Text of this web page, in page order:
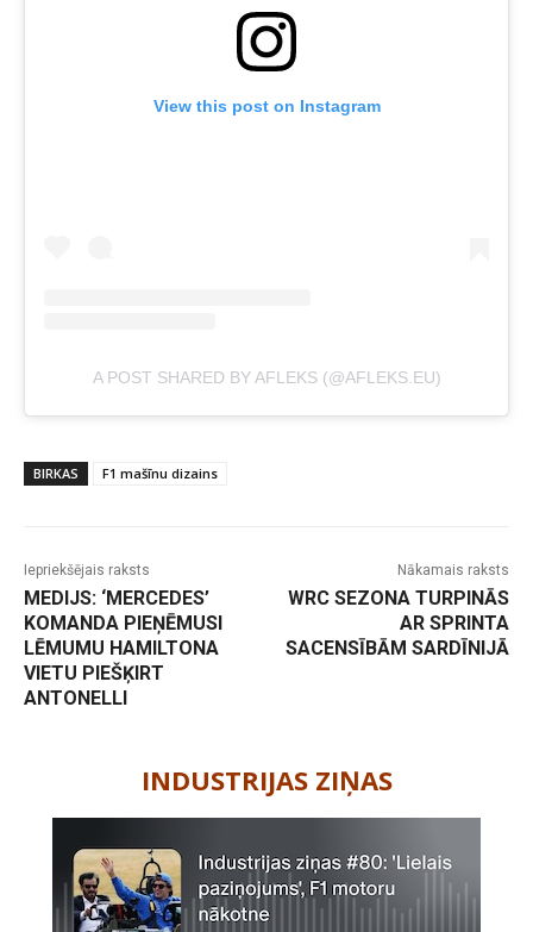
View this post on Instagram
A POST SHARED BY AFLEKS (@AFLEKS.EU)
BIRKAS F1 mašīnu dizains
Iepriekšējais raksts
MEDIJS: ‘MERCEDES’
KOMANDA PIEŅĒMUSI
LĒMUMU HAMILTONA
VIETU PIEŠĶIRT
ANTONELLI
Nākamais raksts
WRC SEZONA TURPINĀS
AR SPRINTA
SACENSĪBĀM SARDĪNIJĀ
INDUSTRIJAS ZIŅAS